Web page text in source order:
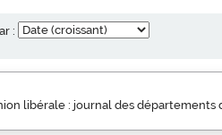
:
libérale : journal des départements